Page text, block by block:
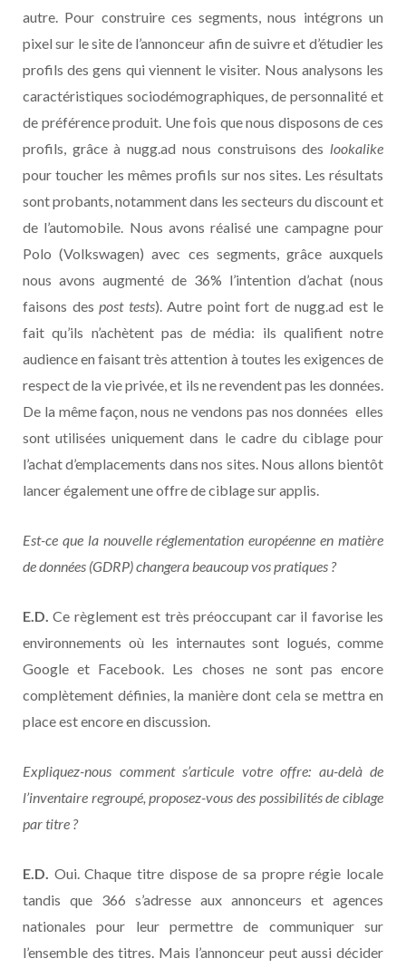
autre. Pour construire ces segments, nous intégrons un
pixel sur le site de l’annonceur afin de suivre et d’étudier les
profils des gens qui viennent le visiter. Nous analysons les
caractéristiques sociodémographiques, de personnalité et
de préférence produit. Une fois que nous disposons de ces
profils, grâce à nugg.ad nous construisons des lookalike
pour toucher les mêmes profils sur nos sites. Les résultats
sont probants, notamment dans les secteurs du discount et
de l’automobile. Nous avons réalisé une campagne pour
Polo (Volkswagen) avec ces segments, grâce auxquels
nous avons augmenté de 36% l’intention d’achat (nous
faisons des post tests). Autre point fort de nugg.ad est le
fait qu’ils n’achètent pas de média: ils qualifient notre
audience en faisant très attention à toutes les exigences de
respect de la vie privée, et ils ne revendent pas les données.
De la même façon, nous ne vendons pas nos données elles
sont utilisées uniquement dans le cadre du ciblage pour
l’achat d’emplacements dans nos sites. Nous allons bientôt
lancer également une offre de ciblage sur applis.
Est-ce que la nouvelle réglementation européenne en matière
de données (GDRP) changera beaucoup vos pratiques ?
E.D. Ce règlement est très préoccupant car il favorise les
environnements où les internautes sont logués, comme
Google et Facebook. Les choses ne sont pas encore
complètement définies, la manière dont cela se mettra en
place est encore en discussion.
Expliquez-nous comment s’articule votre offre: au-delà de
l’inventaire regroupé, proposez-vous des possibilités de ciblage
par titre ?
E.D. Oui. Chaque titre dispose de sa propre régie locale
tandis que 366 s’adresse aux annonceurs et agences
nationales pour leur permettre de communiquer sur
l’ensemble des titres. Mais l’annonceur peut aussi décider